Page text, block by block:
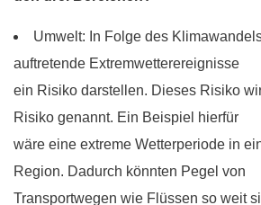
Umwelt: In Folge des
auftretende Extremwetterereignisse
ein Risiko darstellen. Dieses Risiko
Risiko genannt. Ein Beispiel hierfür
wäre eine extreme Wetterperiode in
Region. Dadurch könnten Pegel von
Transportwegen wie Flüssen so weit